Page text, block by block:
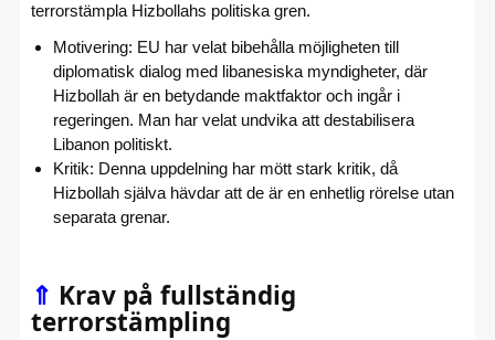
terrorstämpla Hizbollahs politiska gren.
Motivering: EU har velat bibehålla möjligheten till
diplomatisk dialog med libanesiska myndigheter, där
Hizbollah är en betydande maktfaktor och ingår i
regeringen. Man har velat undvika att destabilisera
Libanon politiskt.
Kritik: Denna uppdelning har mött stark kritik, då
Hizbollah själva hävdar att de är en enhetlig rörelse utan
separata grenar.
⇑ Krav på fullständig
terrorstämpling